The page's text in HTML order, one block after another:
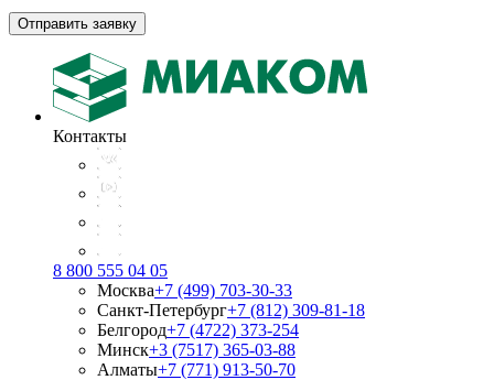
Отправить заявку
Контакты
8 800 555 04 05
Москва+7 (499) 703-30-33
Санкт-Петербург+7 (812) 309-81-18
Белгород+7 (4722) 373-254
Минск+3 (7517) 365-03-88
Алматы+7 (771) 913-50-70